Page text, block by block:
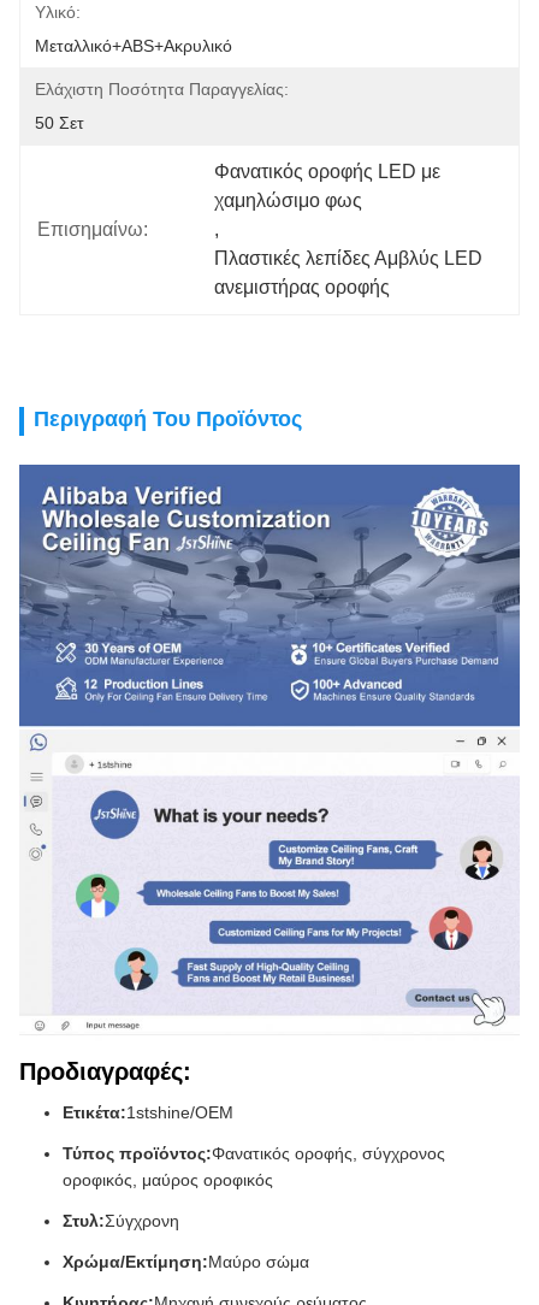
Υλικό:
Μεταλλικό+ABS+ακρυλικό
Ελάχιστη Ποσότητα Παραγγελίας:
50 Σετ
Επισημαίνω:
Φανατικός οροφής LED με
χαμηλώσιμο φως
,
Πλαστικές λεπίδες Αμβλύς LED
ανεμιστήρας οροφής
Περιγραφή Του Προϊόντος
Προδιαγραφές:
Ετικέτα:1stshine/OEM
Τύπος προϊόντος:Φανατικός οροφής, σύγχρονος
οροφικός, μαύρος οροφικός
Στυλ:Σύγχρονη
Χρώμα/Εκτίμηση:Μαύρο σώμα